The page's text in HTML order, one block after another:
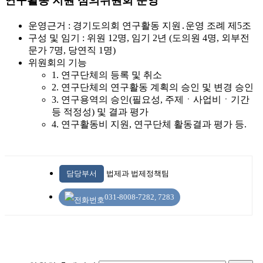
운영근거 : 경기도의회 연구활동 지원․운영 조례 제5조
구성 및 임기 : 위원 12명, 임기 2년 (도의원 4명, 외부전
문가 7명, 당연직 1명)
위원회의 기능
1. 연구단체의 등록 및 취소
2. 연구단체의 연구활동 계획의 승인 및 변경 승인
3. 연구용역의 승인(필요성, 주제ㆍ사업비ㆍ기간
등 적정성) 및 결과 평가
4. 연구활동비 지원, 연구단체 활동결과 평가 등.
담당부서 법제과 법제정책팀
031-8008-7282, 7283